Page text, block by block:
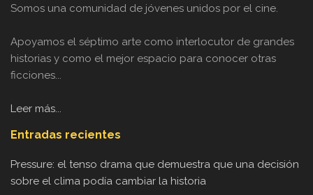
Somos una comunidad de jóvenes unidos por el cine.
Apoyamos el séptimo arte como interlocutor de grandes
historias y como el mejor espacio para conocer otras
ficciones...
Leer más...
Entradas recientes
Pressure: el tenso drama que demuestra que una decisión
sobre el clima podía cambiar la historia